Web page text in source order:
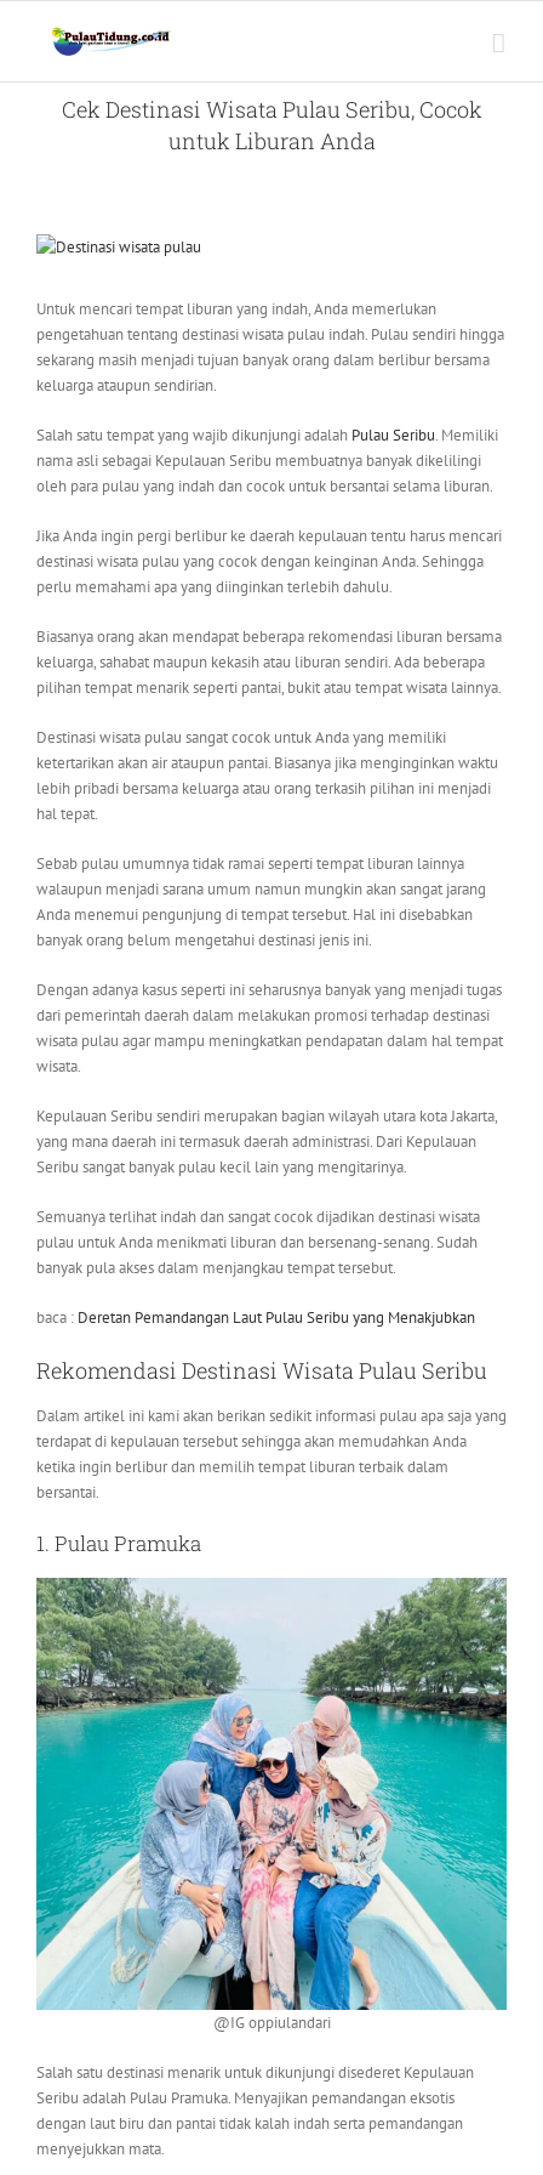
Cek Destinasi Wisata Pulau Seribu, Cocok
untuk Liburan Anda
View
Untuk mencari tempat liburan yang indah, Anda memerlukan
pengetahuan tentang destinasi wisata pulau indah. Pulau sendiri hingga
sekarang masih menjadi tujuan banyak orang dalam berlibur bersama
keluarga ataupun sendirian.
Salah satu tempat yang wajib dikunjungi adalah Pulau Seribu. Memiliki
nama asli sebagai Kepulauan Seribu membuatnya banyak dikelilingi
oleh para pulau yang indah dan cocok untuk bersantai selama liburan.
Jika Anda ingin pergi berlibur ke daerah kepulauan tentu harus mencari
destinasi wisata pulau yang cocok dengan keinginan Anda. Sehingga
perlu memahami apa yang diinginkan terlebih dahulu.
Biasanya orang akan mendapat beberapa rekomendasi liburan bersama
keluarga, sahabat maupun kekasih atau liburan sendiri. Ada beberapa
pilihan tempat menarik seperti pantai, bukit atau tempat wisata lainnya.
Destinasi wisata pulau sangat cocok untuk Anda yang memiliki
ketertarikan akan air ataupun pantai. Biasanya jika menginginkan waktu
lebih pribadi bersama keluarga atau orang terkasih pilihan ini menjadi
hal tepat.
Sebab pulau umumnya tidak ramai seperti tempat liburan lainnya
walaupun menjadi sarana umum namun mungkin akan sangat jarang
Anda menemui pengunjung di tempat tersebut. Hal ini disebabkan
banyak orang belum mengetahui destinasi jenis ini.
Dengan adanya kasus seperti ini seharusnya banyak yang menjadi tugas
dari pemerintah daerah dalam melakukan promosi terhadap destinasi
wisata pulau agar mampu meningkatkan pendapatan dalam hal tempat
wisata.
Kepulauan Seribu sendiri merupakan bagian wilayah utara kota Jakarta,
yang mana daerah ini termasuk daerah administrasi. Dari Kepulauan
Seribu sangat banyak pulau kecil lain yang mengitarinya.
Semuanya terlihat indah dan sangat cocok dijadikan destinasi wisata
pulau untuk Anda menikmati liburan dan bersenang-senang. Sudah
banyak pula akses dalam menjangkau tempat tersebut.
baca : Deretan Pemandangan Laut Pulau Seribu yang Menakjubkan
Rekomendasi Destinasi Wisata Pulau Seribu
Dalam artikel ini kami akan berikan sedikit informasi pulau apa saja yang
terdapat di kepulauan tersebut sehingga akan memudahkan Anda
ketika ingin berlibur dan memilih tempat liburan terbaik dalam
bersantai.
1. Pulau Pramuka
@IG oppiulandari
Salah satu destinasi menarik untuk dikunjungi disederet Kepulauan
Seribu adalah Pulau Pramuka. Menyajikan pemandangan eksotis
dengan laut biru dan pantai tidak kalah indah serta pemandangan
menyejukkan mata.